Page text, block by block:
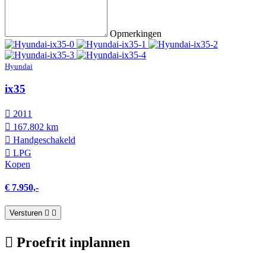
Opmerkingen
Hyundai
ix35
2011
167.802 km
Hand­geschakeld
LPG
Kopen
€ 7.950,-
Versturen
Proefrit inplannen